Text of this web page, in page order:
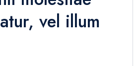
vel illum